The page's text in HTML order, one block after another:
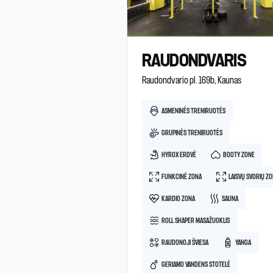
RAUDONDVARIS
Raudondvario pl. 169b, Kaunas
ASMENINĖS TRENIRUOTĖS
GRUPINĖS TRENIRUOTĖS
HYROX ERDVĖ BOOTY ZONE
FUNKCINĖ ZONA LAISVŲ SVORIŲ
KARDIO ZONA SAUNA
ROLL SHAPER MASAŽUOKLIS
RAUDONOJI ŠVIESA YANGA
GERIAMO VANDENS STOTELĖ